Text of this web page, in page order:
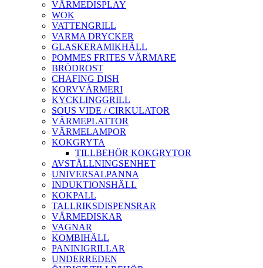
VÄRMEDISPLAY
WOK
VATTENGRILL
VARMA DRYCKER
GLASKERAMIKHÄLL
POMMES FRITES VÄRMARE
BRÖDROST
CHAFING DISH
KORVVÄRMERI
KYCKLINGGRILL
SOUS VIDE / CIRKULATOR
VÄRMEPLATTOR
VÄRMELAMPOR
KOKGRYTA
TILLBEHÖR KOKGRYTOR
AVSTÄLLNINGSENHET
UNIVERSALPANNA
INDUKTIONSHÄLL
KOKPALL
TALLRIKSDISPENSRAR
VÄRMEDISKAR
VAGNAR
KOMBIHÄLL
PANINIGRILLAR
UNDERREDEN